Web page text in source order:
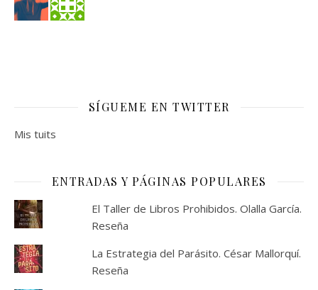
SÍGUEME EN TWITTER
Mis tuits
ENTRADAS Y PÁGINAS POPULARES
El Taller de Libros Prohibidos. Olalla García.
Reseña
La Estrategia del Parásito. César Mallorquí.
Reseña